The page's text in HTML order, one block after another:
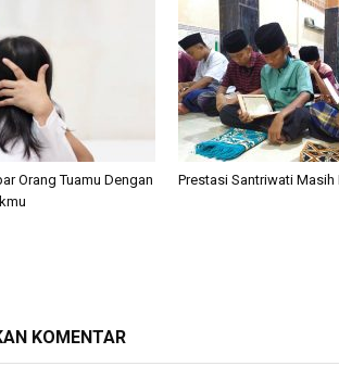
Orang Tuamu Dengan
Prestasi Santriwati Masih
KOMENTAR